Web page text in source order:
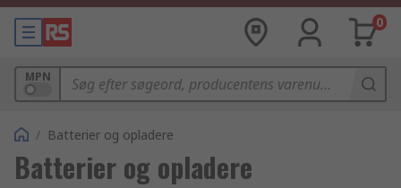
0
MPN
/ Batterier og opladere
Batterier og opladere